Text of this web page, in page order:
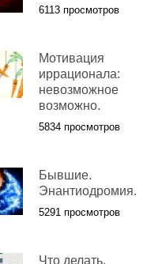
6113 просмотров
Мотивация
иррационала:
невозможное
возможно.
5834 просмотров
Бывшие.
Энантиодромия.
5291 просмотров
Что делать,